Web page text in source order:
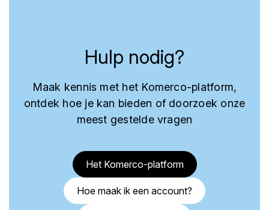
Hulp nodig?
Maak kennis met het Komerco-platform,
ontdek hoe je kan bieden of doorzoek onze
meest gestelde vragen
Het Komerco-platform
Hoe maak ik een account?